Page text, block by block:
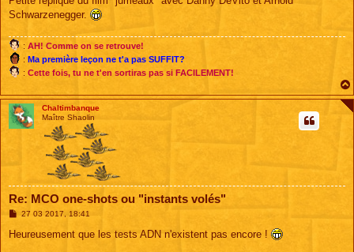
Schwarzenegger.
: AH! Comme on se retrouve!
: Ma première leçon ne t'a pas SUFFIT?
: Cette fois, tu ne t'en sortiras pas si FACILEMENT!
Chaltimbanque
Maître Shaolin
Re: MCO one-shots ou "instants volés"
M
s
27 03 2017, 18:41
Heureusement que les tests ADN n'existent pas encore !